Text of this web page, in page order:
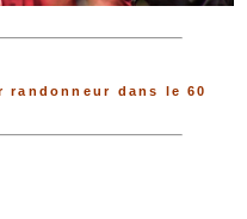
randonneur dans le 60